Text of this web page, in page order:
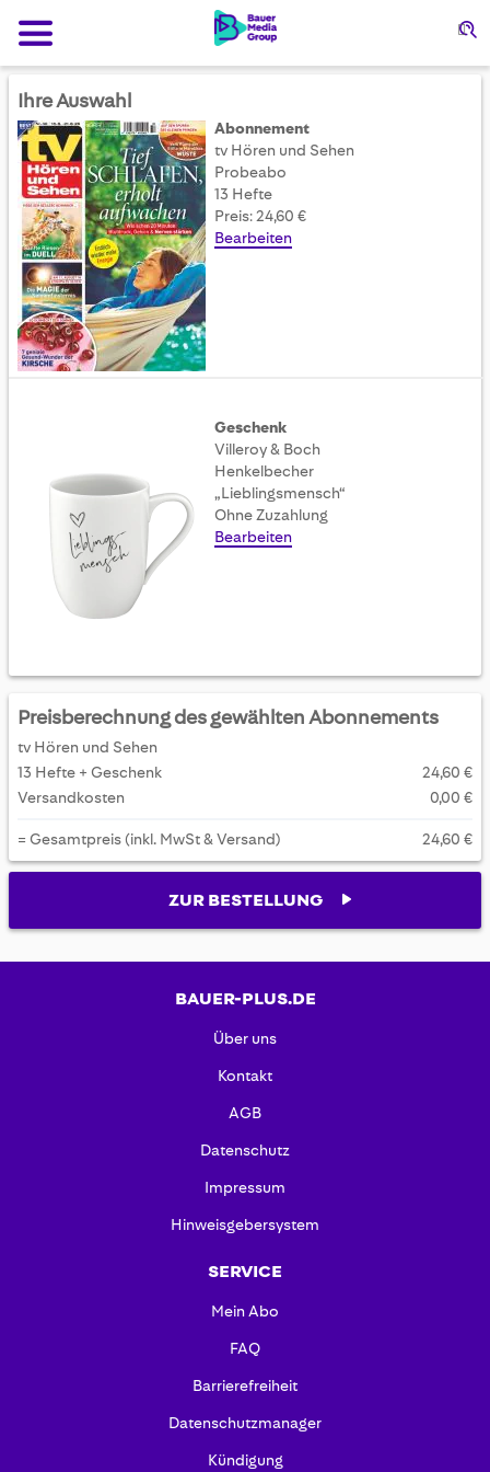
Ihre Auswahl
Abonnement
tv Hören und Sehen
Probeabo
13 Hefte
Preis: 24,60 €
Bearbeiten
Geschenk
Villeroy & Boch
Henkelbecher
„Lieblingsmensch“
Ohne Zuzahlung
Bearbeiten
Preisberechnung des gewählten Abonnements
tv Hören und Sehen
13 Hefte + Geschenk
24,60 €
Versandkosten
0,00 €
= Gesamtpreis (inkl. MwSt & Versand) 24,60 €
ZUR BESTELLUNG
BAUER-PLUS.DE
Über uns
Kontakt
AGB
Datenschutz
Impressum
Hinweisgebersystem
SERVICE
Mein Abo
FAQ
Barrierefreiheit
Datenschutzmanager
Kündigung